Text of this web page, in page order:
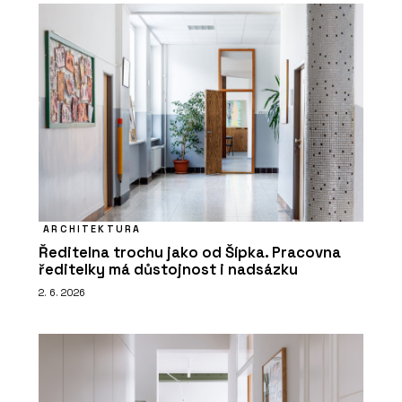
ARCHITEKTURA
Ředitelna trochu jako od Šípka. Pracovna
ředitelky má důstojnost i nadsázku
2. 6. 2026